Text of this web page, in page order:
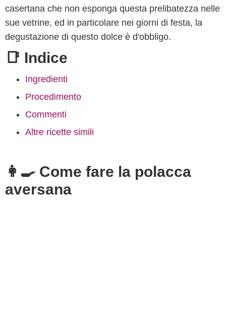
casertana che non esponga questa prelibatezza nelle
sue vetrine, ed in particolare nei giorni di festa, la
degustazione di questo dolce è d'obbligo.
📑 Indice
Ingredienti
Procedimento
Commenti
Altre ricette simili
👩‍🍳 Come fare la polacca
aversana